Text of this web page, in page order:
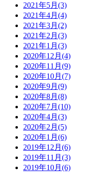
2021年5月(3)
2021年4月(4)
2021年3月(2)
2021年2月(3)
2021年1月(3)
2020年12月(4)
2020年11月(9)
2020年10月(7)
2020年9月(9)
2020年8月(8)
2020年7月(10)
2020年4月(3)
2020年2月(5)
2020年1月(6)
2019年12月(6)
2019年11月(3)
2019年10月(6)